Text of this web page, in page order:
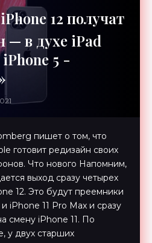
12 получат
— в духе iPad
5 -
пишет о том, что
готовит редизайн своих
Что нового Напомним,
выход сразу четырех
12. Это будут преемники
iPhone 11 Pro Max и сразу
смену iPhone 11. По
у двух старших